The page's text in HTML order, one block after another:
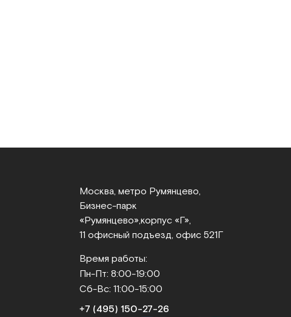
Москва, метро Румянцево,
Бизнес‑парк
«Румянцево», корпус «Г»,
11 офисный подъезд, офис 521Г
Время работы:
Пн-Пт: 8:00-19:00
Сб-Вс: 11:00-15:00
+7 (495) 150‑27‑26